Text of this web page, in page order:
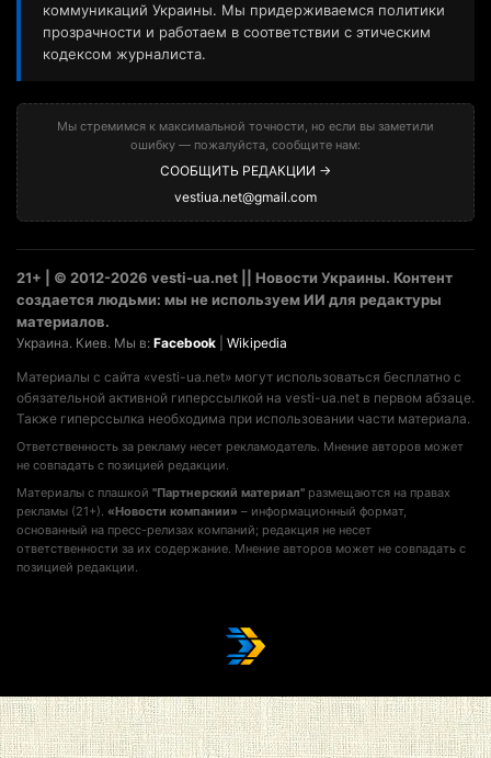
коммуникаций Украины. Мы придерживаемся политики
прозрачности и работаем в соответствии с этическим
кодексом журналиста.
Мы стремимся к максимальной точности, но если вы заметили
ошибку — пожалуйста, сообщите нам:
СООБЩИТЬ РЕДАКЦИИ →
vestiua.net@gmail.com
21+ | © 2012-2026 vesti-ua.net || Новости Украины. Контент
создается людьми: мы не используем ИИ для редактуры
материалов.
Украина. Киев. Мы в: Facebook Wikipedia
Материалы с сайта «vesti-ua.net» могут использоваться бесплатно с
обязательной активной гиперссылкой на vesti-ua.net в первом абзаце.
Также гиперссылка необходима при использовании части материала.
Ответственность за рекламу несет рекламодатель. Мнение авторов может
не совпадать с позицией редакции.
Материалы с плашкой "Партнерский материал" размещаются на правах
рекламы (21+). «Новости компании» – информационный формат,
основанный на пресс-релизах компаний; редакция не несет
ответственности за их содержание. Мнение авторов может не совпадать с
позицией редакции.